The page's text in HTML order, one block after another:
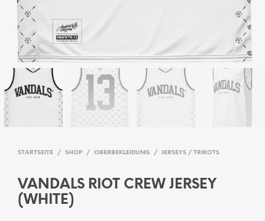
STARTSEITE / SHOP / OBERBEKLEIDUNG / JERSEYS / TRIKOTS
VANDALS RIOT CREW JERSEY
(WHITE)